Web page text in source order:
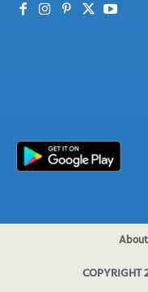
COPYRIGHT